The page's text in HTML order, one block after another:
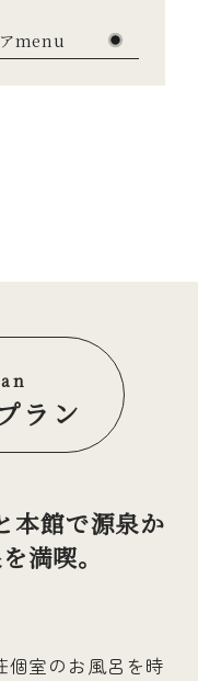
menu
ラン
本館で源泉か
満喫。
個室のお風呂を時